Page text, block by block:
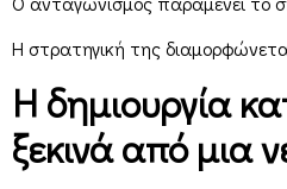
Η στρατηγική της
Η δημιουργία
ξεκινά από μια